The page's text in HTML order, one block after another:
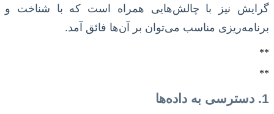
گرایش نیز با چالش‌هایی همراه است که با شناخت و
برنامه‌ریزی مناسب می‌توان بر آن‌ها فائق آمد.
**
**
1. دسترسی به داده‌ها